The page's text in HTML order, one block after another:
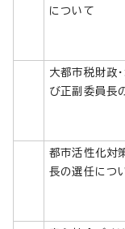
について
大都市税財政
び正副委員長
都市活性化対
長の選任につ